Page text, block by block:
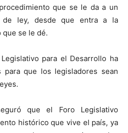
que se le da a un
de ley, desde que entra a la
que se le dé.
para el Desarrollo ha
para que los legisladores sean
que el Foro Legislativo
histórico que vive el país, ya